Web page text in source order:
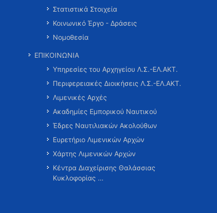
Στατιστικά Στοιχεία
Κοινωνικό Έργο - Δράσεις
Νομοθεσία
ΕΠΙΚΟΙΝΩΝΙΑ
Υπηρεσίες του Αρχηγείου Λ.Σ.-ΕΛ.ΑΚΤ.
Περιφερειακές Διοικήσεις Λ.Σ.-ΕΛ.ΑΚΤ.
Λιμενικές Αρχές
Ακαδημίες Εμπορικού Ναυτικού
Έδρες Ναυτιλιακών Ακολούθων
Ευρετήριο Λιμενικών Αρχών
Χάρτης Λιμενικών Αρχών
Κέντρα Διαχείρισης Θαλάσσιας
Κυκλοφορίας …